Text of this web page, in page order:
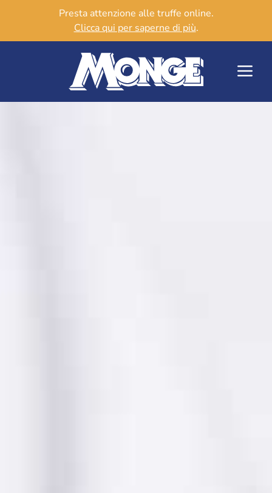
Presta attenzione alle truffe online.
Clicca qui per saperne di più.